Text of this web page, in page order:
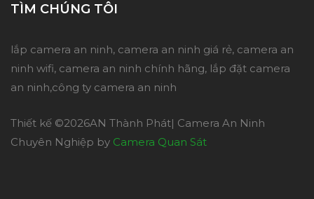
TÌM CHÚNG TÔI
lắp camera an ninh, camera an ninh giá rẻ, camera an
ninh wifi, camera an ninh chính hãng, lắp đặt camera
an ninh,công ty camera an ninh
Thiết kế ©2026AN Thành Phát| Camera An Ninh
Chuyên Nghiệp by Camera Quan Sát